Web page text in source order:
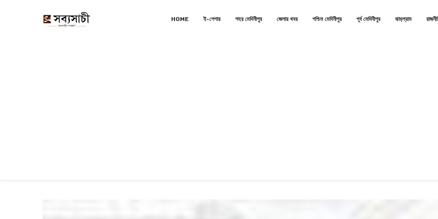
HOME ই-পেপার শহর মেদিনীপুর জেলার খবর পশ্চিম মেদিনীপুর পূর্ব মেদিনীপুর ঝাড়গ্রাম